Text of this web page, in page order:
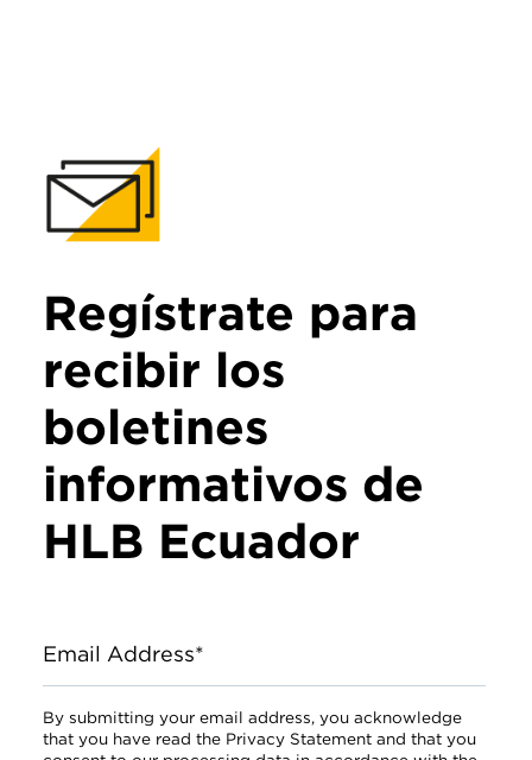
Regístrate para
recibir los
boletines
informativos de
HLB Ecuador
Email Address*
By submitting your email address, you acknowledge
that you have read the Privacy Statement and that you